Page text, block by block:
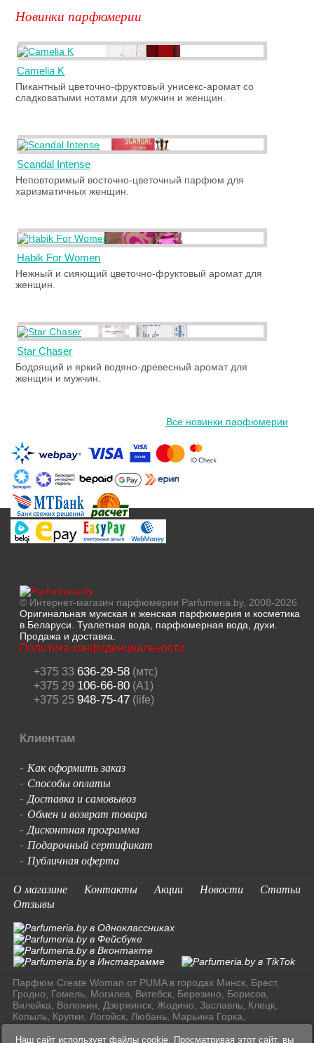
Новинки парфюмерии
Camelia K
Пикантный цветочно-фруктовый унисекс-аромат со
сладковатыми нотами для мужчин и женщин.
Scandal Intense
Неповторимый восточно-цветочный парфюм для
харизматичных женщин.
Habik For Women
Нежный и сияющий цветочно-фруктовый аромат для
женщин.
Star Chaser
Бодрящий и яркий водяно-древесный аромат для
женщин и мужчин.
Все новинки парфюмерии
© Интернет-магазин парфюмерии Parfumeria.by, 2008-2026
Оригинальная мужская и женская парфюмерия и косметика
в Беларуси. Туалетная вода, парфюмерная вода, духи.
Продажа и доставка.
Политика конфиденциальности
+375 33 636-29-58(мтс)
+375 29 106-66-80(A1)
+375 25 948-75-47(life)
Клиентам
- Как оформить заказ
- Способы оплаты
-Доставка и самовывоз
- Обмен и возврат товара
-Дисконтная программа
- Подарочный сертификат
- Публичная оферта
О магазине
Контакты Акции Новости
Статьи
Отзывы
Парфюм Create Woman от PUMA в городах Минск, Брест,
Гродно, Гомель, Могилев, Витебск, Березино, Борисов,
Вилейка, Воложин, Дзержинск, Жодино, Заславль, Клецк,
Копыль, Крупки, Логойск, Любань, Марьина Горка,
Молодечно, Мядель, Несвиж, Слуцк, Смолевичи, Солигорск,
Старые Дороги, Столбцы, Узда, Фаниполь по доступным
Наш сайт использует файлы cookie. Просматривая этот сайт, вы